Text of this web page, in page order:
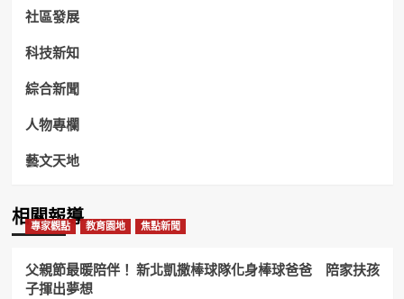
社區發展
科技新知
綜合新聞
人物專欄
藝文天地
相關報導
專家觀點 教育園地 焦點新聞
父親節最暖陪伴！ 新北凱撒棒球隊化身棒球爸爸 陪家扶孩
子揮出夢想